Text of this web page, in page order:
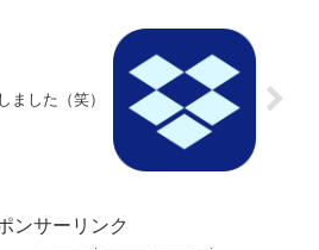
ました（笑）
ンサーリンク